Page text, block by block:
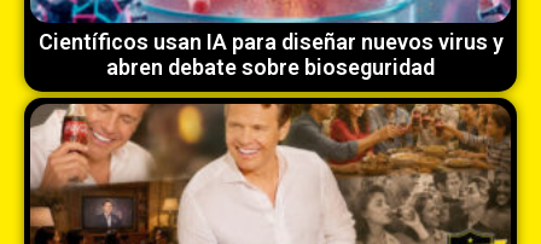
Científicos usan IA para diseñar nuevos virus y
abren debate sobre bioseguridad